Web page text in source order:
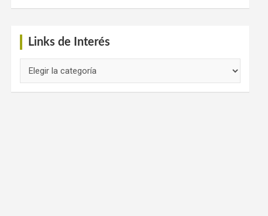
Links de Interés
de